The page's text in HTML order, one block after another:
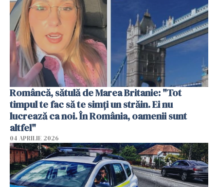
Româncă, sătulă de Marea Britanie: "Tot
timpul te fac să te simți un străin. Ei nu
lucrează ca noi. În România, oamenii sunt
altfel"
04 APRILIE 2026